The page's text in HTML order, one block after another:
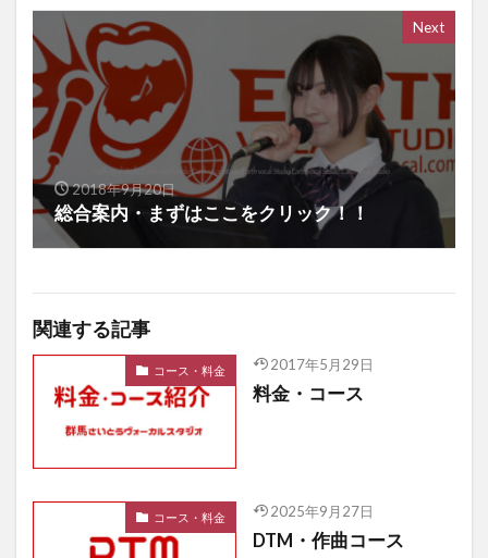
Next
2018年9月20日
総合案内・まずはここをクリック！！
関連する記事
コース・料金 2017年5月29日
料金・コース
コース・料金 2025年9月27日
DTM・作曲コース